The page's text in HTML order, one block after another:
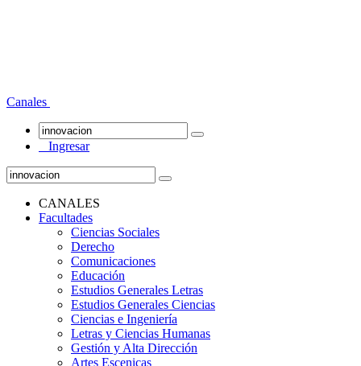
Canales
Ingresar
CANALES
Facultades
Ciencias Sociales
Derecho
Comunicaciones
Educación
Estudios Generales Letras
Estudios Generales Ciencias
Ciencias e Ingeniería
Letras y Ciencias Humanas
Gestión y Alta Dirección
Artes Escenicas